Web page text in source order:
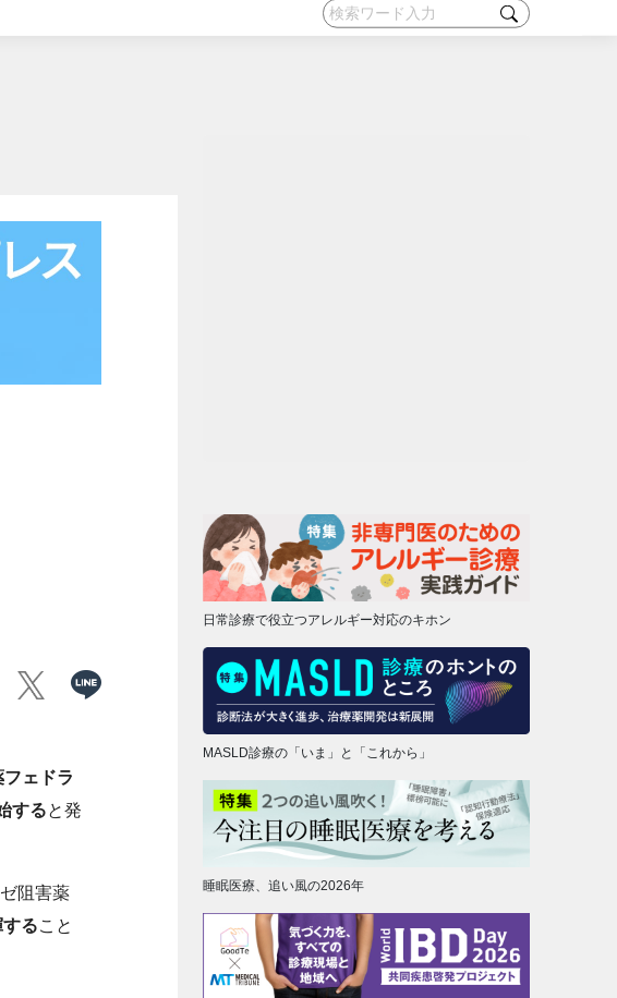
ェドラ
すると発
阻害薬
ること
日常診療で役立つアレルギー対応のキホン
MASLD診療の「いま」と「これから」
睡眠医療、追い風の2026年